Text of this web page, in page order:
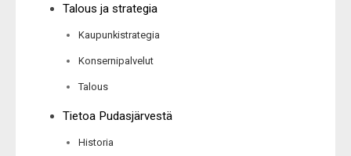
Talous ja strategia
Kaupunkistrategia
Konsernipalvelut
Talous
Tietoa Pudasjärvestä
Historia